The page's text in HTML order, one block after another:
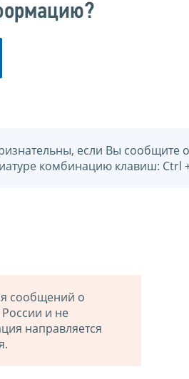
если Вы сообщите
комбинацию клавиш: Ctrl
сообщений о
и не
направляется